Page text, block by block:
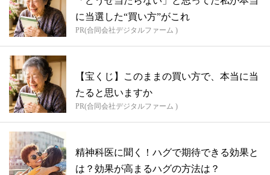
に当選した“買い方”がこれ
PR(合同会社デジタルファーム )
【宝くじ】このままの買い方で、本当に当
たると思いますか
PR(合同会社デジタルファーム )
精神科医に聞く！ハグで期待できる効果と
は？効果が高まるハグの方法は？